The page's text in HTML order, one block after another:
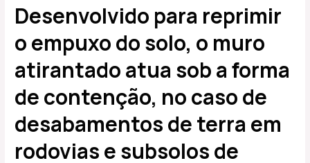
Desenvolvido para reprimir
o empuxo do solo, o muro
atirantado atua sob a forma
de contenção, no caso de
desabamentos de terra em
rodovias e subsolos de